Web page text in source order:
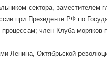
сектора, заместителем
при Президенте РФ по
член Клуба моряков-
Ленина, Октябрьской